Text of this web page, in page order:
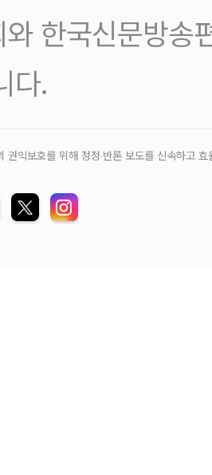
한국신문방송
다.
권익보호를 위해 정정‧반론 보도를 신속하고